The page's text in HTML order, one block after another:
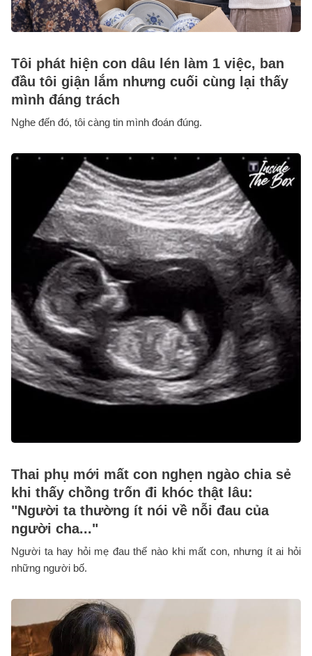
Tôi phát hiện con dâu lén làm 1 việc, ban
đầu tôi giận lắm nhưng cuối cùng lại thấy
mình đáng trách
Nghe đến đó, tôi càng tin mình đoán đúng.
Thai phụ mới mất con nghẹn ngào chia sẻ
khi thấy chồng trốn đi khóc thật lâu:
"Người ta thường ít nói về nỗi đau của
người cha..."
Người ta hay hỏi mẹ đau thế nào khi mất con, nhưng ít ai hỏi
những người bố.